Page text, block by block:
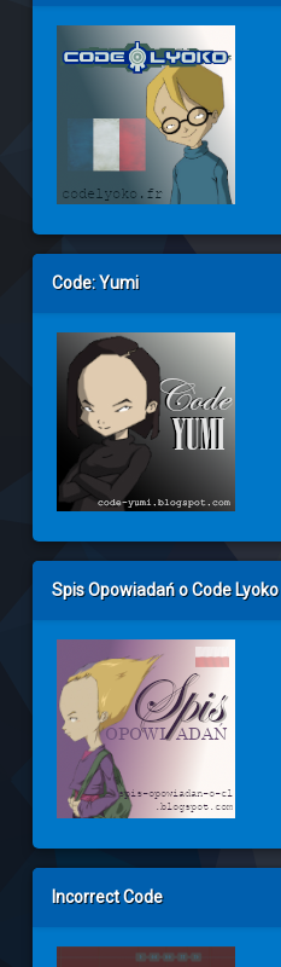
Code: Yumi
Spis Opowiadań o Code Lyoko
Incorrect Code